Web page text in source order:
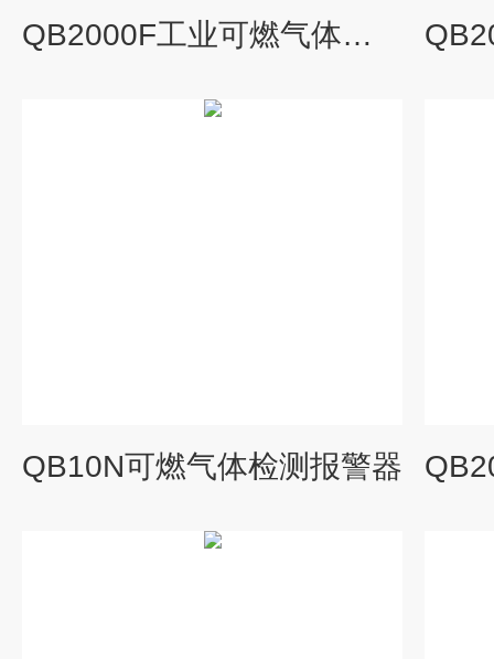
QB2000F工业可燃气体报警器
QB10N可燃气体检测报警器